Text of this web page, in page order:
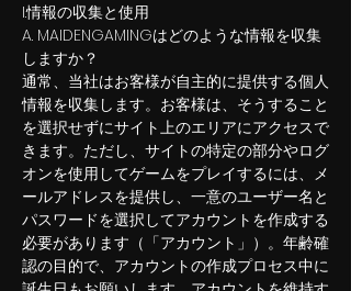
I.情報の収集と使用
A. MAIDENGAMINGはどのような情報を収集
しますか？
通常、当社はお客様が自主的に提供する個人
情報を収集します。お客様は、そうすること
を選択せず​​にサイト上のエリアにアクセスで
きます。ただし、サイトの特定の部分やログ
オンを使用してゲームをプレイするには、メ
ールアドレスを提供し、一意のユーザー名と
パスワードを選択してアカウントを作成する
必要があります（「アカウント」）。年齢確
認の目的で、アカウントの作成プロセス中に